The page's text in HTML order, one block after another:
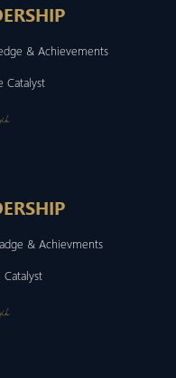
& Achievements
Catalyst
& Achievments